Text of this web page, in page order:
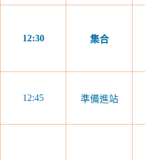
12:30 集合
12:45 準備進站